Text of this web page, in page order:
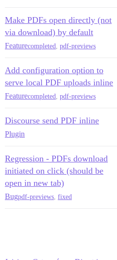
Make PDFs open directly (not
via download) by default
Featurecompleted pdf-previews
Add configuration option to
serve local PDF uploads inline
Featurecompleted pdf-previews
Discourse send PDF inline
Plugin
Regression - PDFs download
initiated on click (should be
open in new tab)
Bugpdf-previews fixed